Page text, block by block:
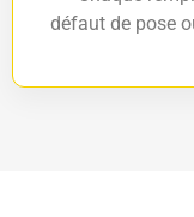
défaut de pose